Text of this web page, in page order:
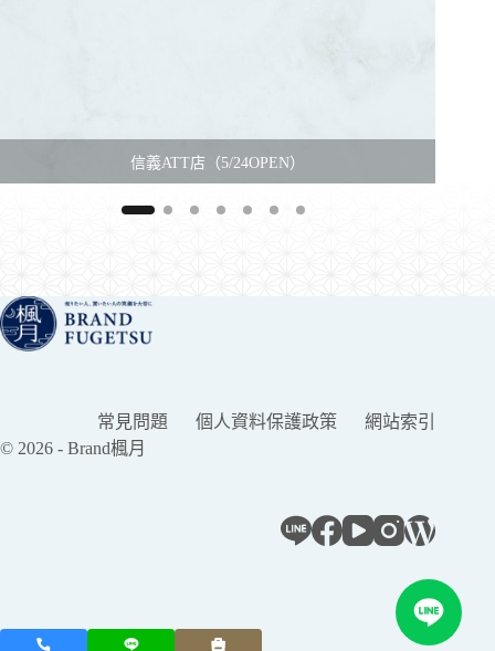
信義ATT店（5/24OPEN）
常見問題 個人資料保護政策
網站索引
© 2026 - Brand楓月